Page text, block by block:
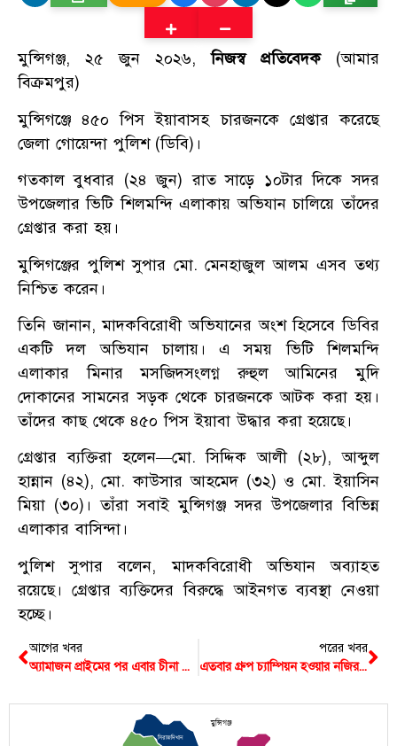
মুন্সিগঞ্জ, ২৫ জুন ২০২৬,নিজস্ব প্রতিবেদক(আমার
বিক্রমপুর)
মুন্সিগঞ্জে ৪৫০ পিস ইয়াবাসহ চারজনকে গ্রেপ্তার করেছে
জেলা গোয়েন্দা পুলিশ (ডিবি)।
গতকাল বুধবার (২৪ জুন) রাত সাড়ে ১০টার দিকে সদর
উপজেলার ভিটি শিলমন্দি এলাকায় অভিযান চালিয়ে তাঁদের
গ্রেপ্তার করা হয়।
মুন্সিগঞ্জের পুলিশ সুপার মো. মেনহাজুল আলম এসব তথ্য
নিশ্চিত করেন।
তিনি জানান, মাদকবিরোধী অভিযানের অংশ হিসেবে ডিবির
একটি দল অভিযান চালায়। এ সময় ভিটি শিলমন্দি
এলাকার মিনার মসজিদসংলগ্ন রুহুল আমিনের মুদি
দোকানের সামনের সড়ক থেকে চারজনকে আটক করা হয়।
তাঁদের কাছ থেকে ৪৫০ পিস ইয়াবা উদ্ধার করা হয়েছে।
গ্রেপ্তার ব্যক্তিরা হলেন—মো. সিদ্দিক আলী (২৮), আব্দুল
হান্নান (৪২), মো. কাউসার আহমেদ (৩২) ও মো. ইয়াসিন
মিয়া (৩০)। তাঁরা সবাই মুন্সিগঞ্জ সদর উপজেলার বিভিন্ন
এলাকার বাসিন্দা।
পুলিশ সুপার বলেন, মাদকবিরোধী অভিযান অব্যাহত
রয়েছে। গ্রেপ্তার ব্যক্তিদের বিরুদ্ধে আইনগত ব্যবস্থা নেওয়া
হচ্ছে।
আগের খবর
অ্যামাজন প্রাইমের পর এবার চীনা ফ্যাশন ম্যাগাজিনে মুন্সিগঞ্জের পলক
পরের খবর
এতবার গ্রুপ চ্যাম্পিয়ন হওয়ার নজির আর কোনো দেশের নেই
সিরাজদিখান
মুন্সিগঞ্জ